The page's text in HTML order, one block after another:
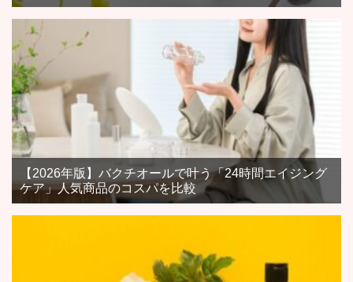
【2026年版】バクチオールで叶う「24時間エイジング
ケア」人気商品のコスパを比較